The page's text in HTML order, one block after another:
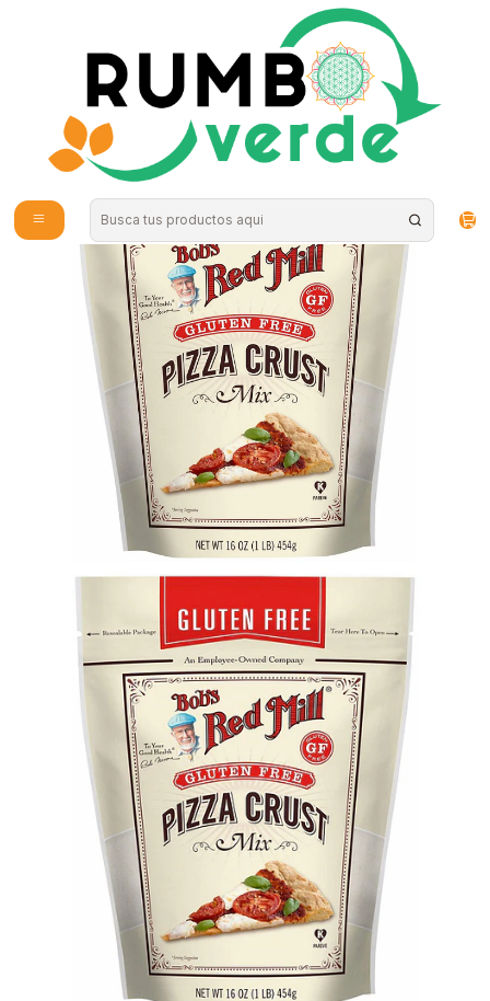
Envío gratis por compras sobre los 59.990 en la provincia de Santiago
Celiacos / Sin Gluten